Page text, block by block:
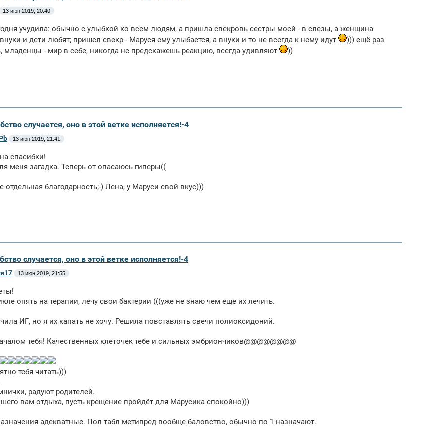
13 июн 2019, 20:40
учудила: обычно с улыбкой ко всем людям, а пришла свекровь сестры моей - в слезы, а женщина
и дети любят; пришел свекр - Маруся ему улыбается, а внуки и то не всегда к нему идут
))) ещё раз
младенцы - мир в себе, никогда не предскажешь реакцию, всегда удивляют
))
случается, оно в этой ветке исполняется!-4
13 июн 2019, 21:41
спасибки!
меня загадка. Теперь от опасаюсь гиперы((
отдельная благодарность;-) Лена, у Маруси свой вкус)))
случается, оно в этой ветке исполняется!-4
13 июн 2019, 21:55
опять на терапии, лечу свои бактерии (((уже не знаю чем еще их лечить.
ИГ, но я их капать не хочу. Решила повставлять свечи полиоксидоний.
тебя! Качественных клеточек тебе и сильных эмбриончиков@@@@@@@@
тебя читать)))
радуют родителей.
вам отдыха, пусть крещение пройдёт для Марусика спокойно)))
адекватные. Пол табл метипред вообще баловство, обычно по 1 назначают.